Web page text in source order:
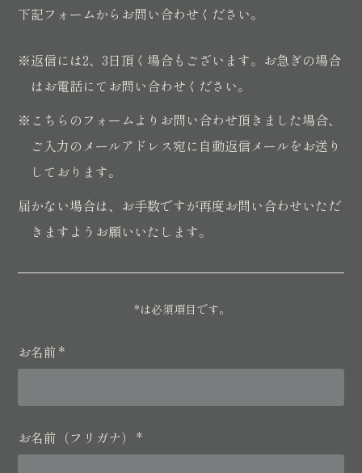
下記フォームからお問い合わせください。
※返信には2、3日頂く場合もございます。お急ぎの場合
はお電話にてお問い合わせください。
※こちらのフォームよりお問い合わせ頂きました場合、
ご入力のメールアドレス宛に自動返信メールをお送り
しております。
届かない場合は、お手数ですが再度お問い合わせいただ
きますようお願いいたします。
*は必須項目です。
お名前*
お名前（フリガナ） *